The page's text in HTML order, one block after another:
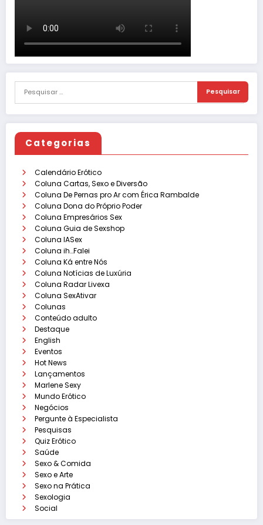
Categorias
Calendário Erótico
Coluna Cartas, Sexo e Diversão
Coluna De Pernas pro Ar com Érica Rambalde
Coluna Dona do Próprio Poder
Coluna Empresários Sex
Coluna Guia de Sexshop
Coluna IASex
Coluna ih…Falei
Coluna Ká entre Nós
Coluna Notícias de Luxúria
Coluna Radar Livexa
Coluna SexAtivar
Colunas
Conteúdo adulto
Destaque
English
Eventos
Hot News
Lançamentos
Marlene Sexy
Mundo Erótico
Negócios
Pergunte à Especialista
Pesquisas
Quiz Erótico
Saúde
Sexo & Comida
Sexo e Arte
Sexo na Prática
Sexologia
Social